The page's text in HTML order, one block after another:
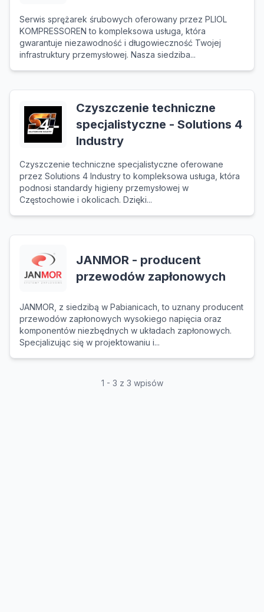
Serwis sprężarek śrubowych oferowany przez PLIOL
KOMPRESSOREN to kompleksowa usługa, która
gwarantuje niezawodność i długowieczność Twojej
infrastruktury przemysłowej. Nasza siedziba...
Czyszczenie techniczne
specjalistyczne - Solutions 4
Industry
Czyszczenie techniczne specjalistyczne oferowane
przez Solutions 4 Industry to kompleksowa usługa, która
podnosi standardy higieny przemysłowej w
Częstochowie i okolicach. Dzięki...
JANMOR - producent
przewodów zapłonowych
JANMOR, z siedzibą w Pabianicach, to uznany producent
przewodów zapłonowych wysokiego napięcia oraz
komponentów niezbędnych w układach zapłonowych.
Specjalizując się w projektowaniu i...
1 - 3 z 3 wpisów